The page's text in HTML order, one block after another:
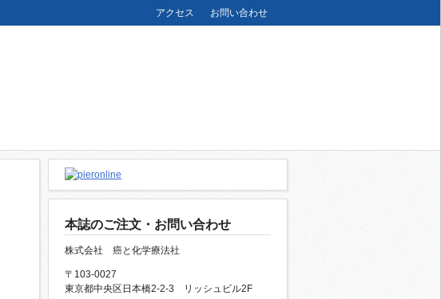
アクセス お問い合わせ
本誌のご注文・お問い合わせ
株式会社 癌と化学療法社
〒103-0027
東京都中央区日本橋2-2-3 リッシュビル2F